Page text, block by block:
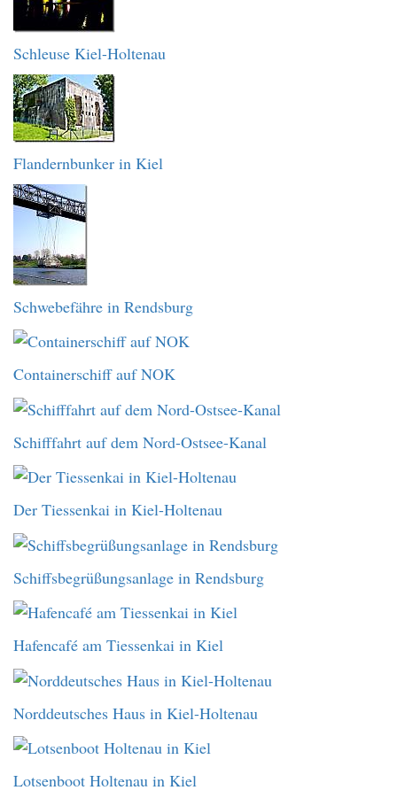
Schleuse Kiel-Holtenau
Flandernbunker in Kiel
Schwebefähre in Rendsburg
Containerschiff auf NOK
Schifffahrt auf dem Nord-Ostsee-Kanal
Der Tiessenkai in Kiel-Holtenau
Schiffsbegrüßungsanlage in Rendsburg
Hafencafé am Tiessenkai in Kiel
Norddeutsches Haus in Kiel-Holtenau
Lotsenboot Holtenau in Kiel